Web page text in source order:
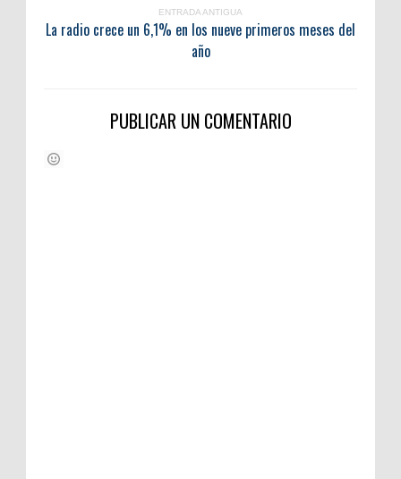
ENTRADA ANTIGUA
La radio crece un 6,1% en los nueve primeros meses del
año
PUBLICAR UN COMENTARIO